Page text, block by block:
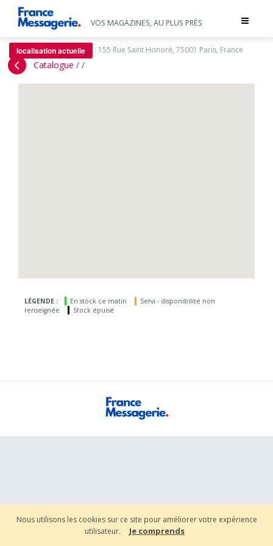
Nous utilisons les cookies sur ce site pour améliorer votre expérience
utilisateur.
Je comprends
Toggle
VOS MAGAZINES, AU PLUS PRÈS
localisation actuelle : 155 Rue Saint Honoré, 75001 Paris, France
Catalogue / /
LÉGENDE : En stock ce matin
Servi - disponibilité non
renseignée
Stock épuisé